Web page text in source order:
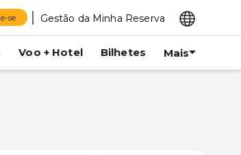
se Gestão da Minha Reserva
Voo + Hotel Bilhetes Mais